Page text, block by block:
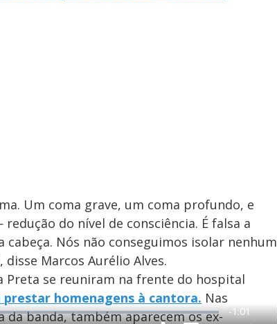
Um coma grave, um coma profundo, e
do nível de consciência. É falsa a
Nós não conseguimos isolar nenhum
Marcos Aurélio Alves.
Preta se reuniram na frente do hospital
prestar homenagens à cantora. Nas
banda, também aparecem os ex- R
-1:01